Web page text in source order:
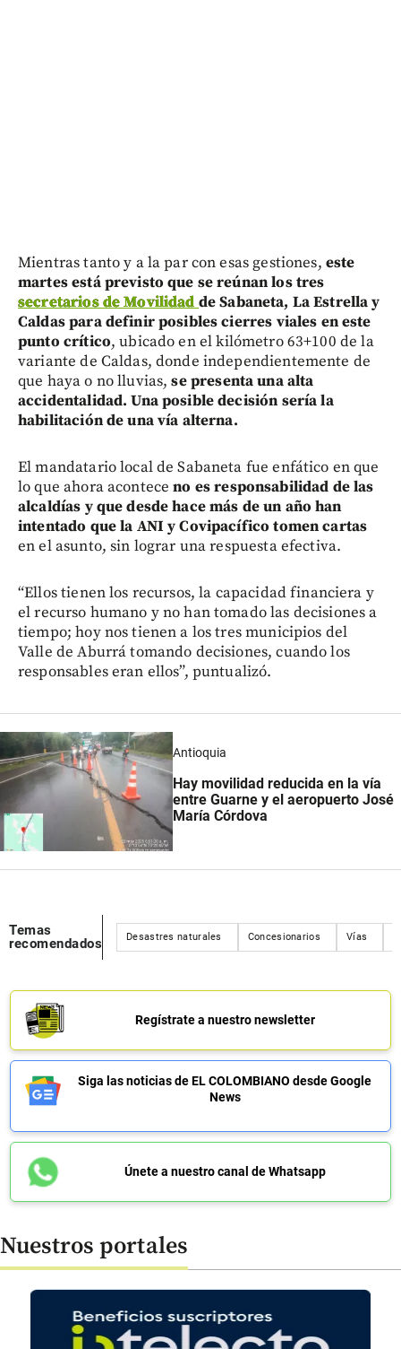
Mientras tanto y a la par con esas gestiones, este
martes está previsto que se reúnan los tres
secretarios de Movilidad de Sabaneta, La Estrella y
Caldas para definir posibles cierres viales en este
punto crítico, ubicado en el kilómetro 63+100 de la
variante de Caldas, donde independientemente de
que haya o no lluvias, se presenta una alta
accidentalidad. Una posible decisión sería la
habilitación de una vía alterna.
El mandatario local de Sabaneta fue enfático en que
lo que ahora acontece no es responsabilidad de las
alcaldías y que desde hace más de un año han
intentado que la ANI y Covipacífico tomen cartas
en el asunto, sin lograr una respuesta efectiva.
“Ellos tienen los recursos, la capacidad financiera y
el recurso humano y no han tomado las decisiones a
tiempo; hoy nos tienen a los tres municipios del
Valle de Aburrá tomando decisiones, cuando los
responsables eran ellos”, puntualizó.
Antioquia
Hay movilidad reducida en la vía
entre Guarne y el aeropuerto José
María Córdova
Temas
recomendados
Desastres naturales Concesionarios Vías
Regístrate a nuestro newsletter
Siga las noticias de EL COLOMBIANO desde Google
News
Únete a nuestro canal de Whatsapp
Nuestros portales